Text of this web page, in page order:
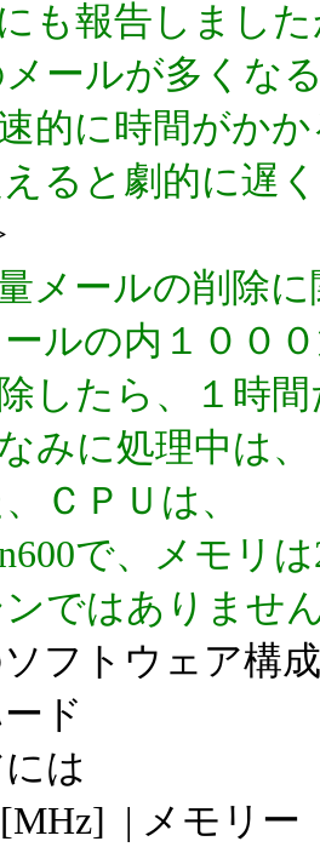
報告しました
ールが多くな
的に時間がか
ると劇的に遅
ールの削除に
ルの内１００
したら、１時
に処理中は、
ＣＰＵは、
で、メモリ
ではありませ
フトウェア構成
ド
は
| メモリー